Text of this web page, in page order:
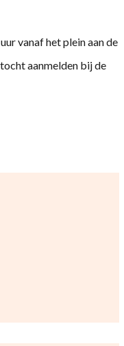
vanaf het plein aan de
aanmelden bij de